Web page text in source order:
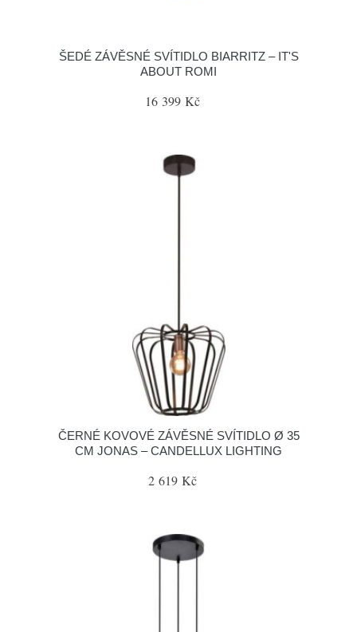
ŠEDÉ ZÁVĚSNÉ SVÍTIDLO BIARRITZ – IT'S
ABOUT ROMI
16 399 Kč
ČERNÉ KOVOVÉ ZÁVĚSNÉ SVÍTIDLO Ø 35
CM JONAS – CANDELLUX LIGHTING
2 619 Kč